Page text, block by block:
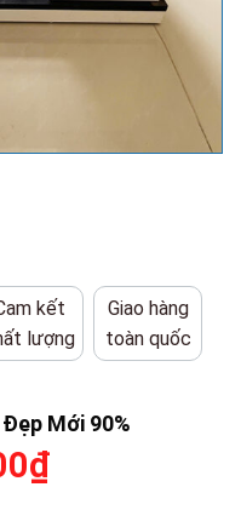
kết
lượng
Giao hàng
toàn quốc
Mới 90%
₫Giá